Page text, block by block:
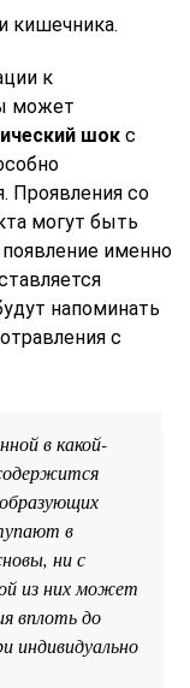
кишечника.
к
может
шок с
Проявления со
могут быть
именно
напоминать
с
в какой-
в
ни с
из них может
вплоть до
индивидуально